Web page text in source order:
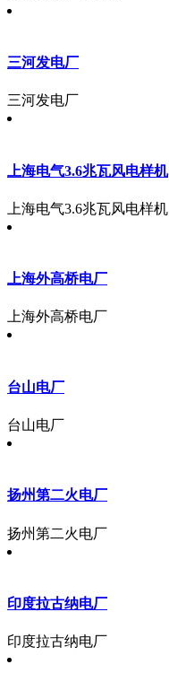
三河发电厂
三河发电厂
上海电气3.6兆瓦风电样机
上海电气3.6兆瓦风电样机
上海外高桥电厂
上海外高桥电厂
台山电厂
台山电厂
扬州第二火电厂
扬州第二火电厂
印度拉古纳电厂
印度拉古纳电厂